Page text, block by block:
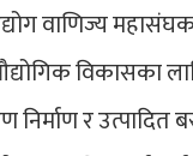
वाणिज्य
विकासका
र उत्पादित